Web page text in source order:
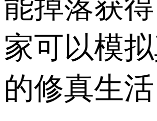
能掉落获
家可以模
的修真生活